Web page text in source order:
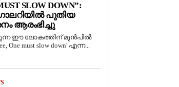
SLOW DOWN”:
പുതിയ
ആരംഭിച്ചു
ഈ ലോകത്തിന് മുൻപിൽ
One must slow down' എന്ന...